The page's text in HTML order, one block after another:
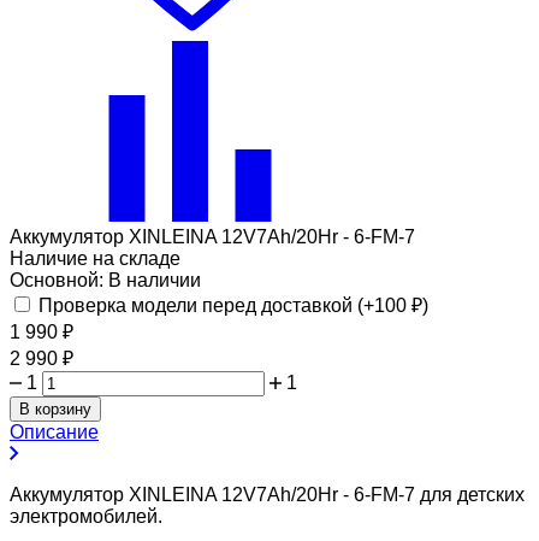
Аккумулятор XINLEINA 12V7Ah/20Hr - 6-FM-7
Наличие на складе
Основной: В наличии
Проверка модели перед доставкой (+100 ₽)
1 990 ₽
2 990 ₽
1
1
В корзину
Описание
Аккумулятор XINLEINA 12V7Ah/20Hr - 6-FM-7 для детских
электромобилей.